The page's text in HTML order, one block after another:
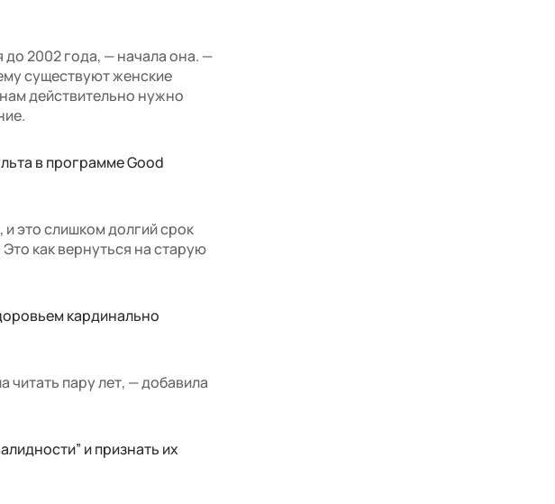
2002 года, — начала она. —
существуют женские
действительно нужно
в программе Good
это слишком долгий срок
как вернуться на старую
кардинально
читать пару лет, — добавила
и признать их